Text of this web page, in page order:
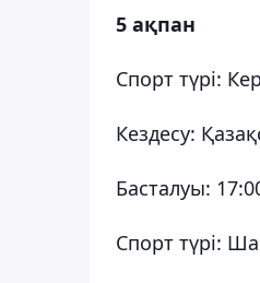
5 ақпан
Спорт түрі:
Кездесу:
Басталуы:
Спорт түрі: